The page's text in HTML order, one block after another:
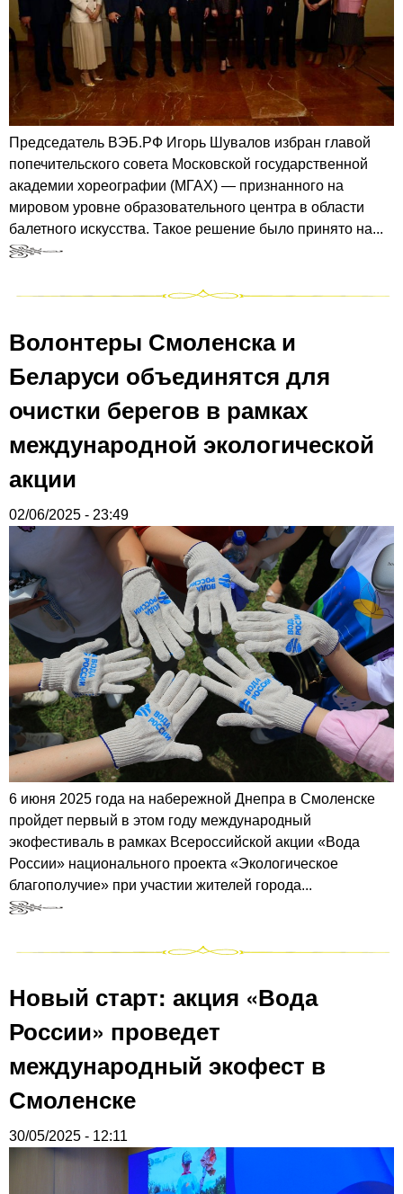
Председатель ВЭБ.РФ Игорь Шувалов избран главой
попечительского совета Московской государственной
академии хореографии (МГАХ) — признанного на
мировом уровне образовательного центра в области
балетного искусства. Такое решение было принято на...
Волонтеры Смоленска и
Беларуси объединятся для
очистки берегов в рамках
международной экологической
акции
02/06/2025 - 23:49
6 июня 2025 года на набережной Днепра в Смоленске
пройдет первый в этом году международный
экофестиваль в рамках Всероссийской акции «Вода
России» национального проекта «Экологическое
благополучие» при участии жителей города...
Новый старт: акция «Вода
России» проведет
международный экофест в
Смоленске
30/05/2025 - 12:11